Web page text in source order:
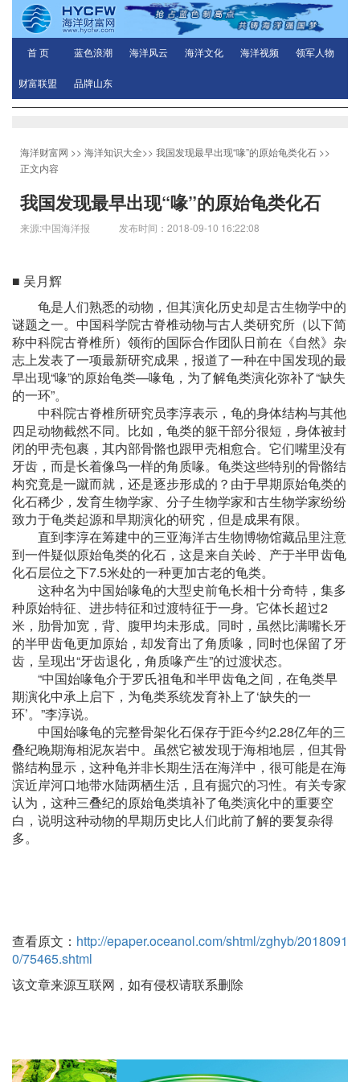
首 页 蓝色浪潮 海洋风云 海洋文化 海洋视频 领军人物
财富联盟 品牌山东
海洋财富网 >> 海洋知识大全>> 我国发现最早出现“喙”的原始龟类化石 >>
正文内容
我国发现最早出现“喙”的原始龟类化石
来源:中国海洋报 发布时间：2018-09-10 16:22:08
■ 吴月辉
龟是人们熟悉的动物，但其演化历史却是古生物学中的
谜题之一。中国科学院古脊椎动物与古人类研究所（以下简
称中科院古脊椎所）领衔的国际合作团队日前在《自然》杂
志上发表了一项最新研究成果，报道了一种在中国发现的最
早出现“喙”的原始龟类—喙龟，为了解龟类演化弥补了“缺失
的一环”。
中科院古脊椎所研究员李淳表示，龟的身体结构与其他
四足动物截然不同。比如，龟类的躯干部分很短，身体被封
闭的甲壳包裹，其内部骨骼也跟甲壳相愈合。它们嘴里没有
牙齿，而是长着像鸟一样的角质喙。龟类这些特别的骨骼结
构究竟是一蹴而就，还是逐步形成的？由于早期原始龟类的
化石稀少，发育生物学家、分子生物学家和古生物学家纷纷
致力于龟类起源和早期演化的研究，但是成果有限。
直到李淳在筹建中的三亚海洋古生物博物馆藏品里注意
到一件疑似原始龟类的化石，这是来自关岭、产于半甲齿龟
化石层位之下7.5米处的一种更加古老的龟类。
这种名为中国始喙龟的大型史前龟长相十分奇特，集多
种原始特征、进步特征和过渡特征于一身。它体长超过2
米，肋骨加宽，背、腹甲均未形成。同时，虽然比满嘴长牙
的半甲齿龟更加原始，却发育出了角质喙，同时也保留了牙
齿，呈现出“牙齿退化，角质喙产生”的过渡状态。
“中国始喙龟介于罗氏祖龟和半甲齿龟之间，在龟类早
期演化中承上启下，为龟类系统发育补上了‘缺失的一
环’。”李淳说。
中国始喙龟的完整骨架化石保存于距今约2.28亿年的三
叠纪晚期海相泥灰岩中。虽然它被发现于海相地层，但其骨
骼结构显示，这种龟并非长期生活在海洋中，很可能是在海
滨近岸河口地带水陆两栖生活，且有掘穴的习性。有关专家
认为，这种三叠纪的原始龟类填补了龟类演化中的重要空
白，说明这种动物的早期历史比人们此前了解的要复杂得
多。
查看原文： http://epaper.oceanol.com/shtml/zghyb/2018091
0/75465.shtml
该文章来源互联网，如有侵权请联系删除